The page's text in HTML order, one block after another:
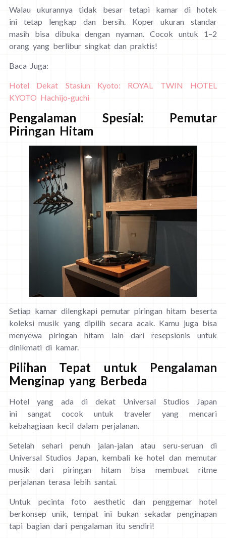
Walau ukurannya tidak besar tetapi kamar di hotek
ini tetap lengkap dan bersih. Koper ukuran standar
masih bisa dibuka dengan nyaman. Cocok untuk 1–2
orang yang berlibur singkat dan praktis!
Baca Juga:
Hotel Dekat Stasiun Kyoto: ROYAL TWIN HOTEL
KYOTO Hachijo-guchi
Pengalaman Spesial: Pemutar
Piringan Hitam
Setiap kamar dilengkapi pemutar piringan hitam beserta
koleksi musik yang dipilih secara acak. Kamu juga bisa
menyewa piringan hitam lain dari resepsionis untuk
dinikmati di kamar.
Pilihan Tepat untuk Pengalaman
Menginap yang Berbeda
Hotel yang ada di dekat Universal Studios Japan
ini sangat cocok untuk traveler yang mencari
kebahagiaan kecil dalam perjalanan.
Setelah sehari penuh jalan-jalan atau seru-seruan di
Universal Studios Japan, kembali ke hotel dan memutar
musik dari piringan hitam bisa membuat ritme
perjalanan terasa lebih santai.
Untuk pecinta foto aesthetic dan penggemar hotel
berkonsep unik, tempat ini bukan sekadar penginapan
tapi bagian dari pengalaman itu sendiri!